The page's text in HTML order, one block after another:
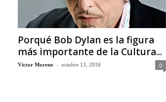
Porqué Bob Dylan es la figura
más importante de la Cultura...
Víctor Moreno - octubre 13, 2016 0